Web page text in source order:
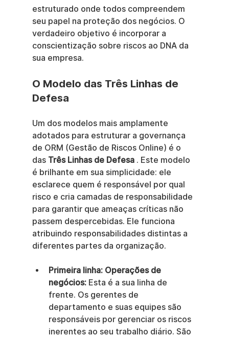
estruturado onde todos compreendem
seu papel na proteção dos negócios. O
verdadeiro objetivo é incorporar a
conscientização sobre riscos ao DNA da
sua empresa.
O Modelo das Três Linhas de
Defesa
Um dos modelos mais amplamente
adotados para estruturar a governança
de ORM (Gestão de Riscos Online) é o
das Três Linhas de Defesa . Este modelo
é brilhante em sua simplicidade: ele
esclarece quem é responsável por qual
risco e cria camadas de responsabilidade
para garantir que ameaças críticas não
passem despercebidas. Ele funciona
atribuindo responsabilidades distintas a
diferentes partes da organização.
Primeira linha: Operações de
negócios: Esta é a sua linha de
frente. Os gerentes de
departamento e suas equipes são
responsáveis por gerenciar os riscos
inerentes ao seu trabalho diário. São